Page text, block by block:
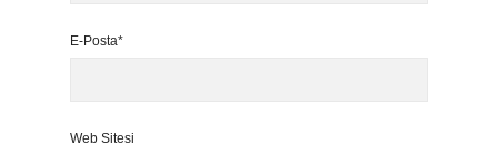
E-Posta*
Web Sitesi